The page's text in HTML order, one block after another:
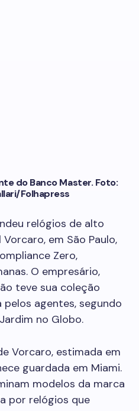
do Banco Master. Foto:
Folhapress
relógios de alto
em São Paulo,
Zero,
O empresário,
teve sua coleção
agentes, segundo
no Globo.
Vorcaro, estimada em
guardada em Miami.
modelos da marca
por relógios que